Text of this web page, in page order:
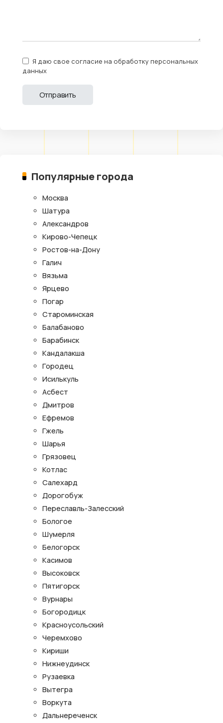
Я даю свое согласие на обработку персональных
данных
Популярные города
Москва
Шатура
Александров
Кирово-Чепецк
Ростов-на-Дону
Галич
Вязьма
Ярцево
Погар
Староминская
Балабаново
Барабинск
Кандалакша
Городец
Исилькуль
Асбест
Дмитров
Ефремов
Гжель
Шарья
Грязовец
Котлас
Салехард
Дорогобуж
Переславль-Залесский
Бологое
Шумерля
Белогорск
Касимов
Высоковск
Пятигорск
Вурнары
Богородицк
Красноусольский
Черемхово
Кириши
Нижнеудинск
Рузаевка
Вытегра
Воркута
Дальнереченск